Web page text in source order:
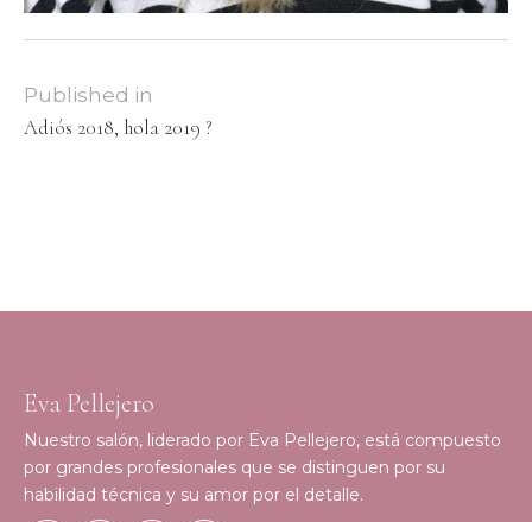
Published in
Adiós 2018, hola 2019 ?
Eva Pellejero
Nuestro salón, liderado por Eva Pellejero, está compuesto
por grandes profesionales que se distinguen por su
habilidad técnica y su amor por el detalle.